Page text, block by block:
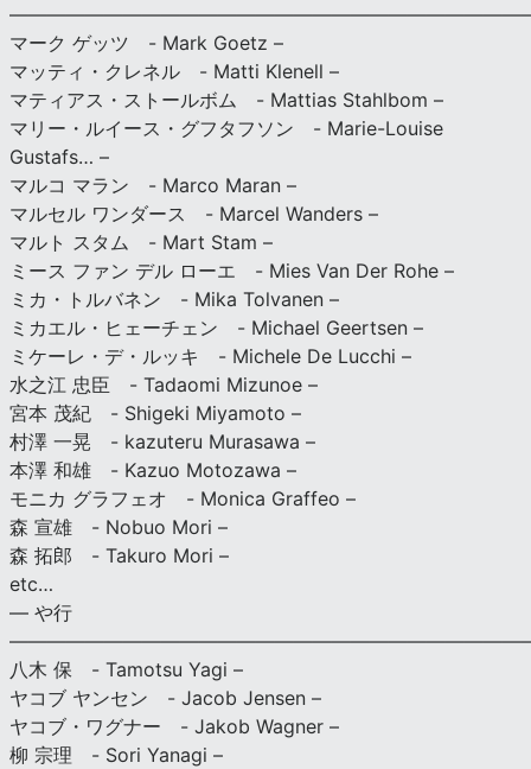
マーク ゲッツ - Mark Goetz –
マッティ・クレネル - Matti Klenell –
マティアス・ストールボム - Mattias Stahlbom –
マリー・ルイース・グフタフソン - Marie-Louise
Gustafs… –
マルコ マラン - Marco Maran –
マルセル ワンダース - Marcel Wanders –
マルト スタム - Mart Stam –
ミース ファン デル ローエ - Mies Van Der Rohe –
ミカ・トルバネン - Mika Tolvanen –
ミカエル・ヒェーチェン - Michael Geertsen –
ミケーレ・デ・ルッキ - Michele De Lucchi –
水之江 忠臣 - Tadaomi Mizunoe –
宮本 茂紀 - Shigeki Miyamoto –
村澤 一晃 - kazuteru Murasawa –
本澤 和雄 - Kazuo Motozawa –
モニカ グラフェオ - Monica Graffeo –
森 宣雄 - Nobuo Mori –
森 拓郎 - Takuro Mori –
etc…
— や行
八木 保 - Tamotsu Yagi –
ヤコブ ヤンセン - Jacob Jensen –
ヤコブ・ワグナー - Jakob Wagner –
柳 宗理 - Sori Yanagi –